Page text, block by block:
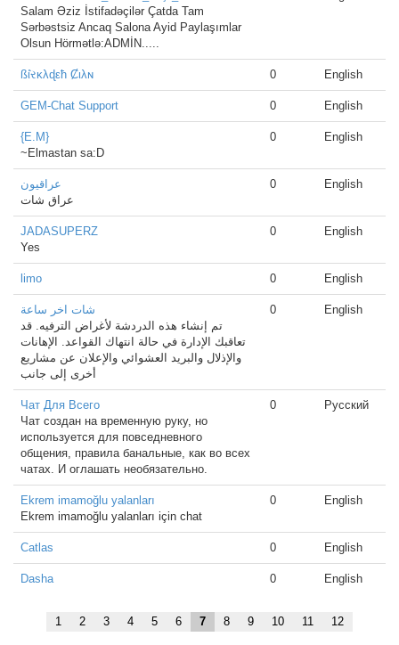
Salam Əziz İstifadəçilər Çatda Tam
Sərbəstsiz Ancaq Salona Ayid Paylaşımlar
Olsun Hörmətlə:ADMİN.....
ßί̇રκλɖεħ Ȼιλɴ 0 English
GEM-Chat Support 0 English
{E.M}
~Elmastan sa:D
0 English
عراقيون
عراق شات
0 English
JADASUPERZ
Yes
0 English
limo 0 English
شات اخر ساعة
تم إنشاء هذه الدردشة لأغراض الترفيه. قد
تعاقبك الإدارة في حالة انتهاك القواعد. الإهانات
والإذلال والبريد العشوائي والإعلان عن مشاريع
أخرى إلى جانب
0 English
Чат Для Всего
Чат создан на временную руку, но
используется для повседневного
общения, правила банальные, как во всех
чатах. И оглашать необязательно.
0 Русский
Ekrem imamoğlu yalanları
Ekrem imamoğlu yalanları için chat
0 English
Catlas 0 English
Dasha 0 English
1 2 3 4 5 6 7 8 9 10 11 12